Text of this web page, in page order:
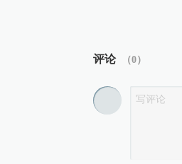
评论 （0）